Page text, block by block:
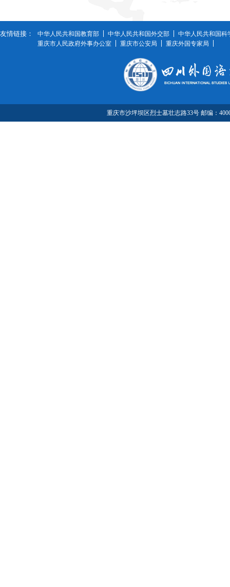
友情链接： 中华人民共和国教育部 中华人民共和国外交部
中华人民共和国科
重庆市人民政府外事办公室
重庆市公安局 重庆外国专家局
重庆市沙坪坝区烈士墓壮志路33号 邮编：